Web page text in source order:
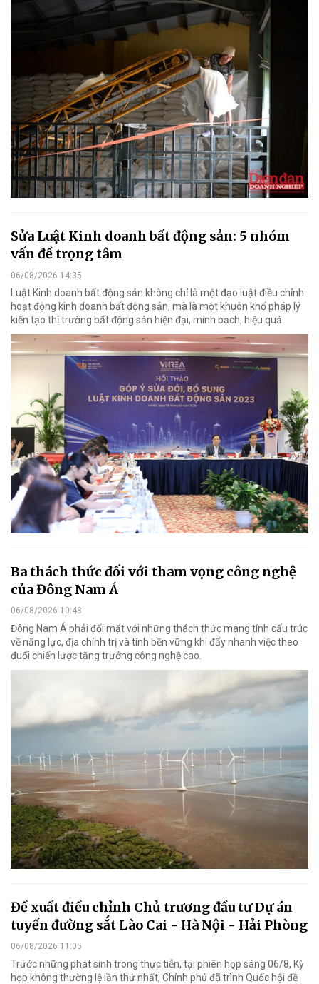
Sửa Luật Kinh doanh bất động sản: 5 nhóm
vấn đề trọng tâm
06/08/2026 14:35
Luật Kinh doanh bất động sản không chỉ là một đạo luật điều chỉnh
hoạt động kinh doanh bất động sản, mà là một khuôn khổ pháp lý
kiến tạo thị trường bất động sản hiện đại, minh bạch, hiệu quả.
Ba thách thức đối với tham vọng công nghệ
của Đông Nam Á
06/08/2026 10:48
Đông Nam Á phải đối mặt với những thách thức mang tính cấu trúc
về năng lực, địa chính trị và tính bền vững khi đẩy nhanh việc theo
đuổi chiến lược tăng trưởng công nghệ cao.
Đề xuất điều chỉnh Chủ trương đầu tư Dự án
tuyến đường sắt Lào Cai - Hà Nội - Hải Phòng
06/08/2026 11:05
Trước những phát sinh trong thực tiễn, tại phiên họp sáng 06/8, Kỳ
họp không thường lệ lần thứ nhất, Chính phủ đã trình Quốc hội đề